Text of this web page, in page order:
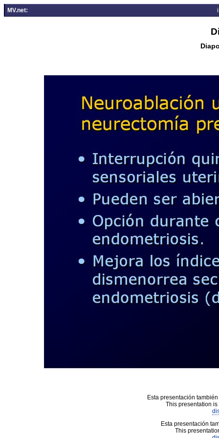
MV.net:
Esta presentación
This presentation
Esta presentación
This